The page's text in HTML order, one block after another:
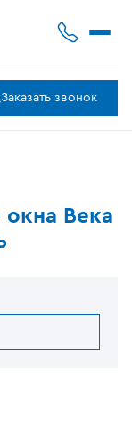
Заказать звонок
окна Века